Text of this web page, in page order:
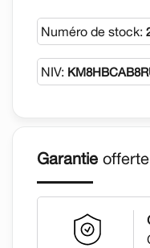
**LOMBARDI
CONFIANCE
Numéro de stock:
NIV:
Garantie offerte